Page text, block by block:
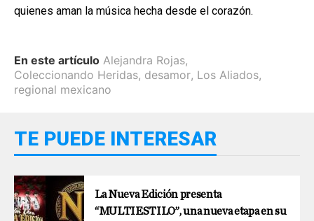
quienes aman la música hecha desde el corazón.
En este artículo Alejandra Rojas,
Coleccionando Heridas, desamor, Los Aliados,
regional mexicano
TE PUEDE INTERESAR
La Nueva Edición presenta
“MULTIESTILO”, una nueva etapa en su